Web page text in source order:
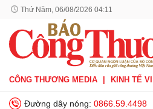
Thứ Năm, 06/08/2026 04:11
CÔNG THƯƠNG MEDIA KINH TẾ
Đường dây nóng: 0866.59.4498